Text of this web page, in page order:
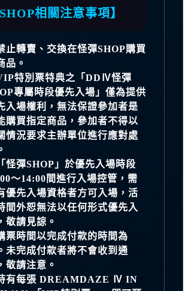
相關注意事項】
止轉賣、交換在怪彈SHOP購買
品。
特別票特典之「DDⅣ怪彈
專屬時段優先入場」僅為提供
入場權利，無法保證參加者是
購買指定商品，參加者不得以
情況要求主辦單位進行應對處
怪彈SHOP」於優先入場時段
～14:00間進行入場控管，需
優先入場資格者方可入場，活
間外恕無法以任何形式優先入
敬請見諒。
票時間以完成付款的時間為
未完成付款者將不會收到通
敬請注意。
有每張 DREAMDAZE Ⅳ IN